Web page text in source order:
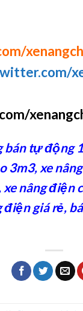
bán tự động
3m3, xe
xe nâng điện
điện giá rẻ,